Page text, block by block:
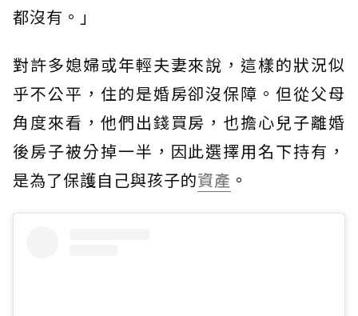
都沒有。」
對許多媳婦或年輕夫妻來說，這樣的狀況似
乎不公平，住的是婚房卻沒保障。但從父母
角度來看，他們出錢買房，也擔心兒子離婚
後房子被分掉一半，因此選擇用名下持有，
是為了保護自己與孩子的資產 。